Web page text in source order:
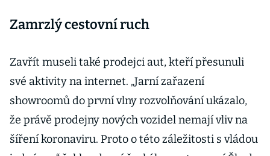
Zamrzlý cestovní ruch
Zavřít museli také prodejci aut, kteří přesunuli
své aktivity na internet. „Jarní zařazení
showroomů do první vlny rozvolňování ukázalo,
že právě prodejny nových vozidel nemají vliv na
šíření koronaviru. Proto o této záležitosti s vládou